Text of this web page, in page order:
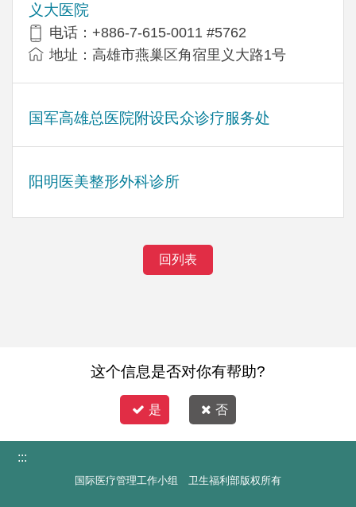
义大医院
电话：+886-7-615-0011 #5762
地址：高雄市燕巢区角宿里义大路1号
国军高雄总医院附设民众诊疗服务处
阳明医美整形外科诊所
回列表
这个信息是否对你有帮助?
是 否
:::
国际医疗管理工作小组 卫生福利部版权所有